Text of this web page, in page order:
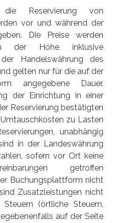
Reservierung von
vor und während der
Die Preise werden
der Höhe inklusive
Handelswährung des
gelten nur für die auf der
angegebene Dauer.
der Einrichtung in einer
Reservierung bestätigten
zu Lasten
unabhängig
in der Landeswährung
sofern vor Ort keine
getroffen
Buchungsplattform nicht
Zusatzleistungen nicht
(örtliche Steuern,
auf der Seite